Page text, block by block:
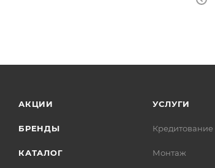
АКЦИИ
БРЕНДЫ
КАТАЛОГ
УСЛУГИ
Кредитование
Монтаж